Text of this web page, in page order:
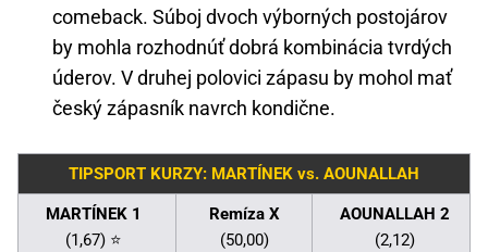
comeback. Súboj dvoch výborných postojárov
by mohla rozhodnúť dobrá kombinácia tvrdých
úderov. V druhej polovici zápasu by mohol mať
český zápasník navrch kondične.
TIPSPORT KURZY: MARTÍNEK vs. AOUNALLAH
MARTÍNEK 1
(1,67) ⭐
Remíza X
(50,00)
AOUNALLAH 2
(2,12)